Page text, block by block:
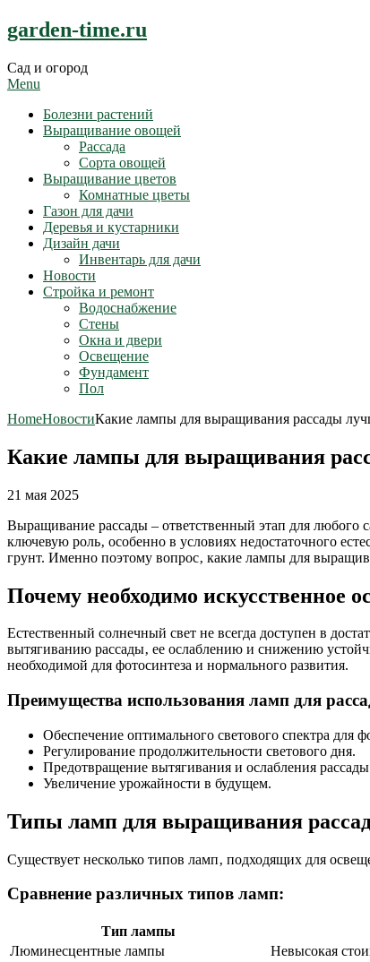
Skip
to
garden-time.ru
Сад и огород
Menu
Болезни растений
Выращивание овощей
Рассада
Сорта овощей
Выращивание цветов
Комнатные цветы
Газон для дачи
Деревья и кустарники
Дизайн дачи
Инвентарь для дачи
Новости
Стройка и ремонт
Водоснабжение
Стены
Окна и двери
Освещение
Фундамент
Пол
HomeНовостиКакие лампы для выращивания рассады
Какие лампы для выращивания
21 мая 2025
Выращивание рассады – ответственный этап для любого
ключевую роль‚ особенно в условиях недостаточного
грунт. Именно поэтому вопрос‚ какие лампы для
Почему необходимо искусственное
Естественный солнечный свет не всегда доступен в
вытягиванию рассады‚ ее ослаблению и снижению
необходимой для фотосинтеза и нормального развития.
Преимущества использования ламп для
Обеспечение оптимального светового спектра для
Регулирование продолжительности светового дня.
Предотвращение вытягивания и ослабления
Увеличение урожайности в будущем.
Типы ламп для выращивания
Существует несколько типов ламп‚ подходящих для
Сравнение различных типов ламп:
Тип лампы
Люминесцентные лампы
Невысокая